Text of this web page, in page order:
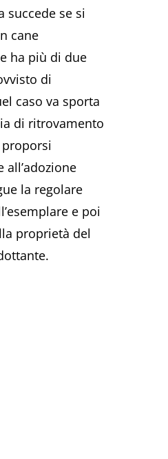
succede se si
cane
ha più di due
di
caso va sporta
di ritrovamento
all’adozione
la regolare
e poi
proprietà del